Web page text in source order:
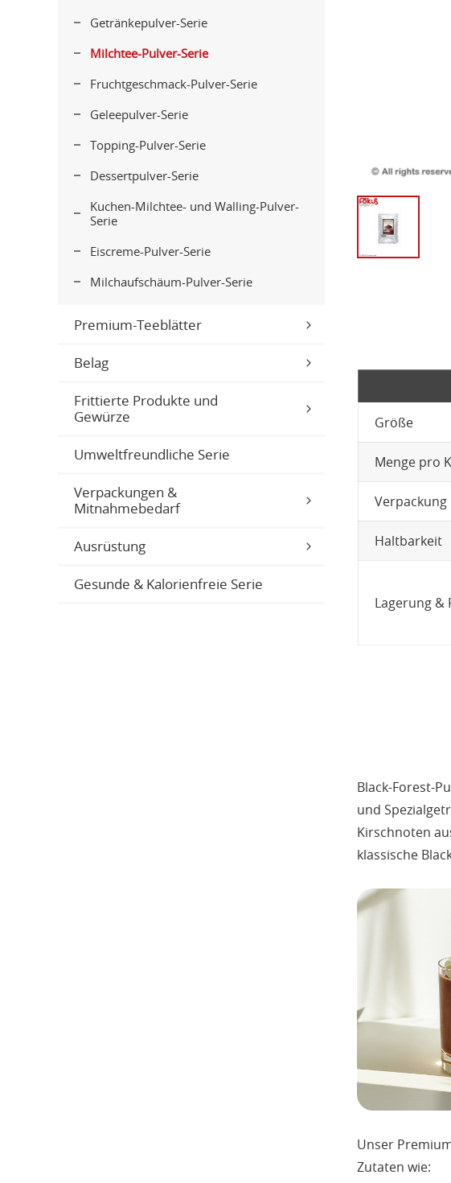
Getränkepulver-Serie
Milchtee-Pulver-Serie
Fruchtgeschmack-Pulver-Serie
Geleepulver-Serie
Topping-Pulver-Serie
Dessertpulver-Serie
Kuchen-Milchtee- und Walling-Pulver-
Serie
Eiscreme-Pulver-Serie
Milchaufschäum-Pulver-Serie
Premium-Teeblätter
Belag
Frittierte Produkte und
Gewürze
Umweltfreundliche Serie
Verpackungen &
Mitnahmebedarf
Ausrüstung
Gesunde & Kalorienfreie Serie
Größe
Menge pro
Haltbarkeit
Lagerung &
Black-Forest-
und
Kirschnoten
klassische
Unser
Zutaten wie: